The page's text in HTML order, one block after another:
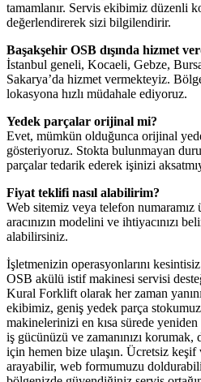
tamamlanır. Servis ekibimiz düzenli
değerlendirerek sizi bilgilendirir.
Başakşehir OSB dışında hizmet
İstanbul geneli, Kocaeli, Gebze,
Sakarya’da hizmet vermekteyiz.
lokasyona hızlı müdahale ediyoruz.
Yedek parçalar orijinal mi?
Evet, mümkün olduğunca orijinal
gösteriyoruz. Stokta bulunmayan
parçalar tedarik ederek işinizi
Fiyat teklifi nasıl alabilirim?
Web sitemiz veya telefon numaramız
aracınızın modelini ve ihtiyacınızı
alabilirsiniz.
İşletmenizin operasyonlarını
OSB akülü istif makinesi servisi
Kural Forklift olarak her zaman
ekibimiz, geniş yedek parça stokumuz
makinelerinizi en kısa sürede
iş gücünüzü ve zamanınızı
için hemen bize ulaşın. Ücretsiz
arayabilir, web formumuzu